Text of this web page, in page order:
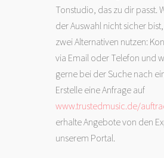
Tonstudio, das zu dir passt.
der Auswahl nicht sicher
zwei Alternativen nutzen:
via Email oder Telefon und
gerne bei der Suche nach
Erstelle eine Anfrage auf
www.trustedmusic.de/
erhalte Angebote von den
unserem Portal.